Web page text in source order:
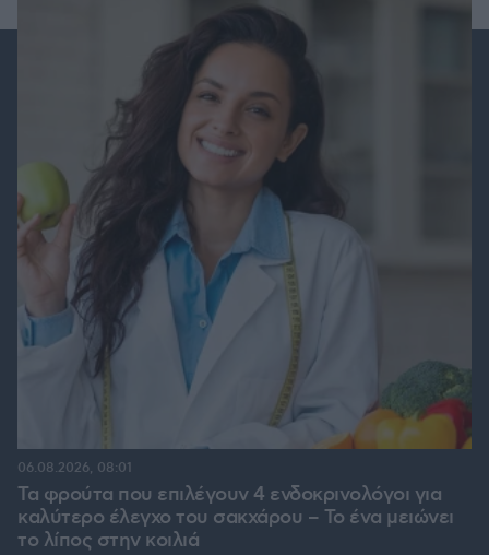
Τα φρούτα που επιλέγουν 4 ενδοκρινολόγοι για
καλύτερο έλεγχο του σακχάρου – Το ένα μειώνει
το λίπος στην κοιλιά
06.08.2026, 08:01